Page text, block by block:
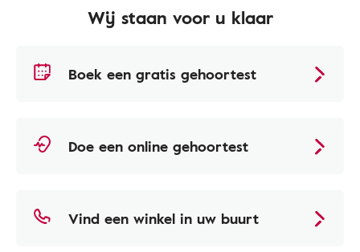
Wij staan voor u klaar
Boek een gratis gehoortest
Doe een online gehoortest
Vind een winkel in uw buurt